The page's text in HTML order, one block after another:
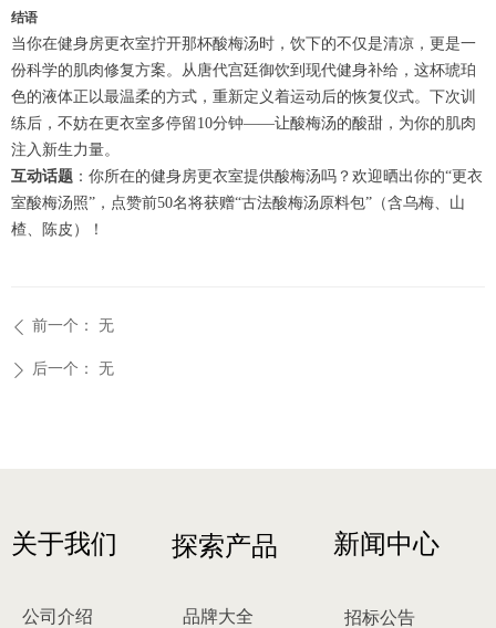
结语
当你在健身房更衣室拧开那杯酸梅汤时，饮下的不仅是清凉，更是一
份科学的肌肉修复方案。从唐代宫廷御饮到现代健身补给，这杯琥珀
色的液体正以最温柔的方式，重新定义着运动后的恢复仪式。下次训
练后，不妨在更衣室多停留10分钟——让酸梅汤的酸甜，为你的肌肉
注入新生力量。
互动话题 ：你所在的健身房更衣室提供酸梅汤吗？欢迎晒出你的“更衣
室酸梅汤照”，点赞前50名将获赠“古法酸梅汤原料包”（含乌梅、山
楂、陈皮）！
ꄴ 前一个： 无
ꄲ 后一个： 无
关于我们
公司介绍
探索产品
品牌大全 招标公告
新闻中心